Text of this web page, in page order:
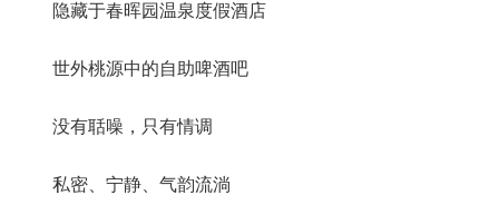
隐藏于春晖园温泉度假酒店
世外桃源中的自助啤酒吧
没有聒噪，只有情调
私密、宁静、气韵流淌